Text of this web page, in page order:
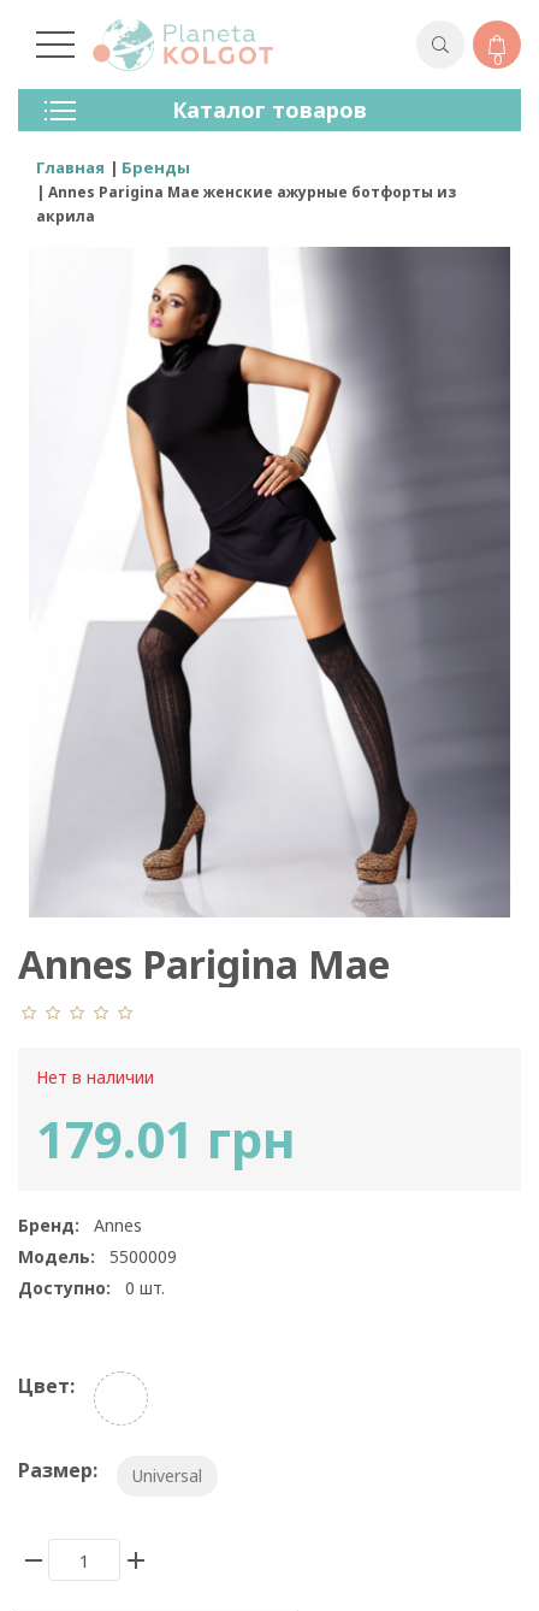
0
Каталог товаров
Колготки
Чулки
Лосины (леггинсы)
Носки И Гольфы
Главная Бренды
Annes Parigina Mae женские ажурные ботфорты из
акрила
Annes Parigina Mae
Нет в наличии
179.01 грн
Бренд:
Annes
Модель:
5500009
Доступно:
0 шт.
Цвет:
Размер: Universal